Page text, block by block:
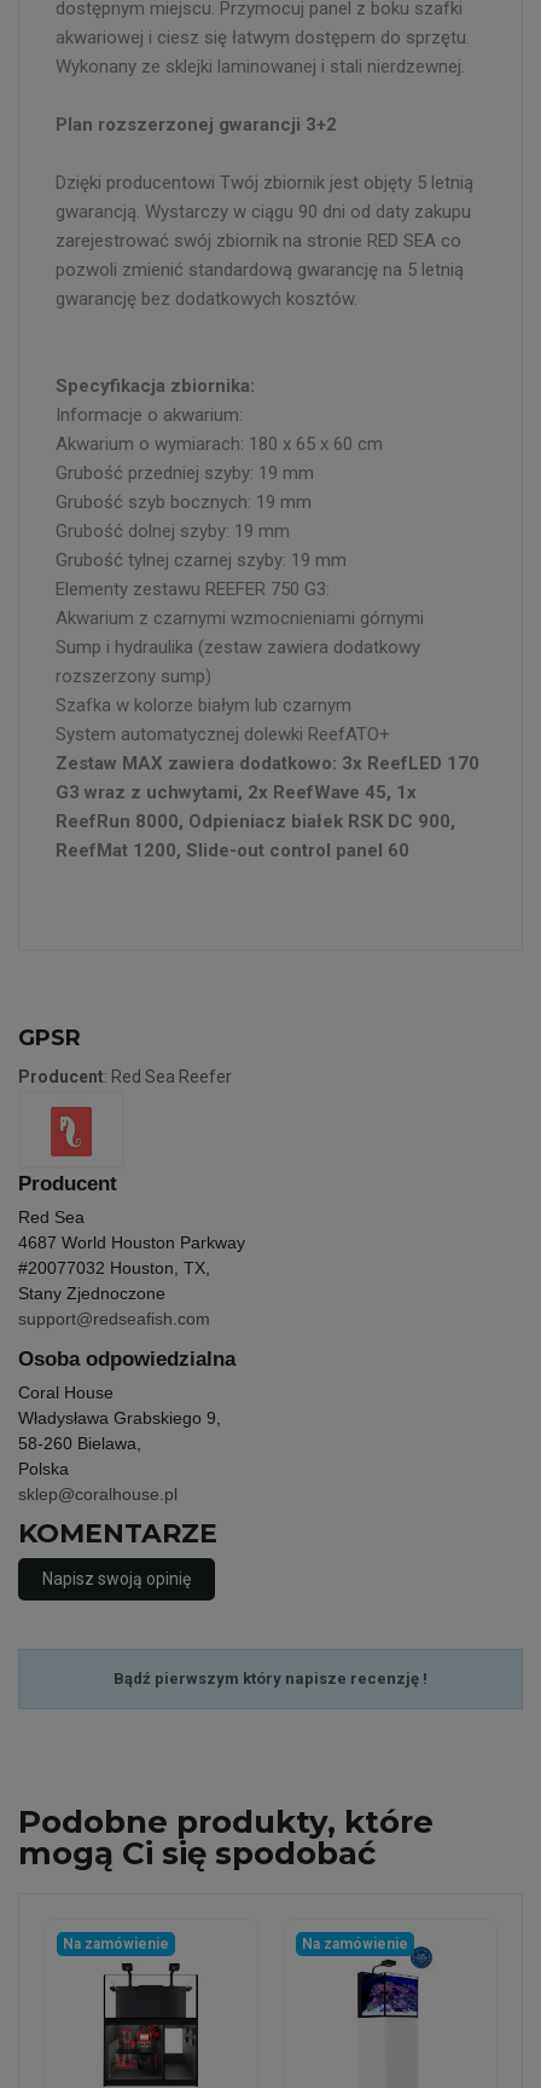
dostępnym miejscu. Przymocuj panel z boku szafki
akwariowej i ciesz się łatwym dostępem do sprzętu.
Wykonany ze sklejki laminowanej i stali nierdzewnej.
Plan rozszerzonej gwarancji 3+2
Dzięki producentowi Twój zbiornik jest objęty 5 letnią
gwarancją. Wystarczy w ciągu 90 dni od daty zakupu
zarejestrować swój zbiornik na stronie RED SEA co
pozwoli zmienić standardową gwarancję na 5 letnią
gwarancję bez dodatkowych kosztów.
Specyfikacja zbiornika:
Informacje o akwarium:
Akwarium o wymiarach: 180 x 65 x 60 cm
Grubość przedniej szyby: 19 mm
Grubość szyb bocznych: 19 mm
Grubość dolnej szyby: 19 mm
Grubość tylnej czarnej szyby: 19 mm
Elementy zestawu REEFER 750 G3:
Akwarium z czarnymi wzmocnieniami górnymi
Sump i hydraulika (zestaw zawiera dodatkowy
rozszerzony sump)
Szafka w kolorze białym lub czarnym
System automatycznej dolewki ReefATO+
Zestaw MAX zawiera dodatkowo: 3x ReefLED 170
G3 wraz z uchwytami, 2x ReefWave 45, 1x
ReefRun 8000, Odpieniacz białek RSK DC 900,
ReefMat 1200, Slide-out control panel 60
GPSR
Producent: Red Sea Reefer
Producent
Red Sea
4687 World Houston Parkway
#20077032 Houston, TX,
Stany Zjednoczone
support@redseafish.com
Osoba odpowiedzialna
Coral House
Władysława Grabskiego 9,
58-260 Bielawa,
Polska
sklep@coralhouse.pl
KOMENTARZE
Napisz swoją opinię
Bądź pierwszym który napisze recenzję !
Podobne produkty, które
mogą Ci się spodobać
Na zamówienie Na zamówienie